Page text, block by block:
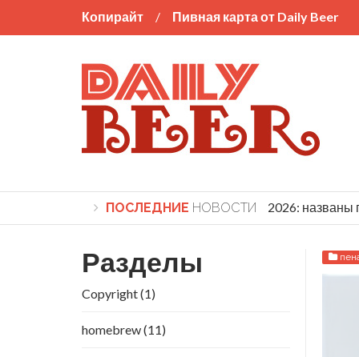
Копирайт Пивная карта от Daily Beer
ПОСЛЕДНИЕ НОВОСТИ
World Beer Cup 2026: названы
Разделы
Copyright(1)
homebrew(11)